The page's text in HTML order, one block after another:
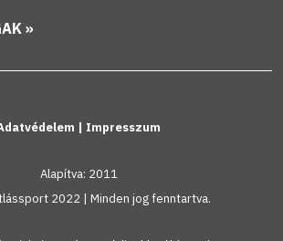
»
| Impresszum
Alapítva: 2011
2022 | Minden jog fenntartva.